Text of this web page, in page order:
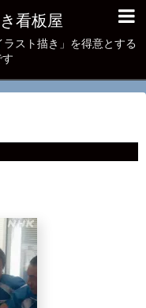
看板屋
ラスト描き」を得意とする